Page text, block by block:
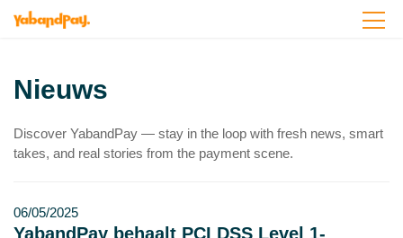
naar
Nieuws
Discover YabandPay — stay in the loop with fresh news, smart
takes, and real stories from the payment scene.
06/05/2025
YabandPay behaalt PCI DSS Level 1-